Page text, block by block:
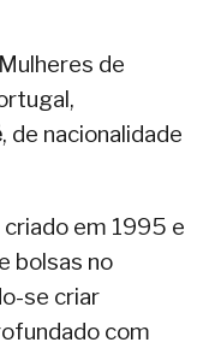
de
, de nacionalidade
em 1995 e
bolsas no
se criar
com